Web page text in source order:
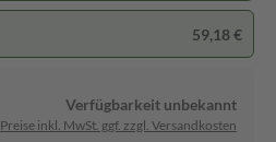
59,18 €
Verfügbarkeit unbekannt
Preise inkl. MwSt. ggf. zzgl. Versandkosten